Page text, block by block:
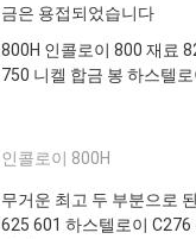
금은 용접되었습니다
800H 인콜로이 800 재료
750 니켈 합금 봉 하스텔로
인콜로이 800H
무거운 최고 두 부분으로
625 601 하스텔로이